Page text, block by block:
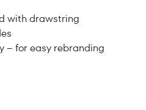
with drawstring
– for easy rebranding